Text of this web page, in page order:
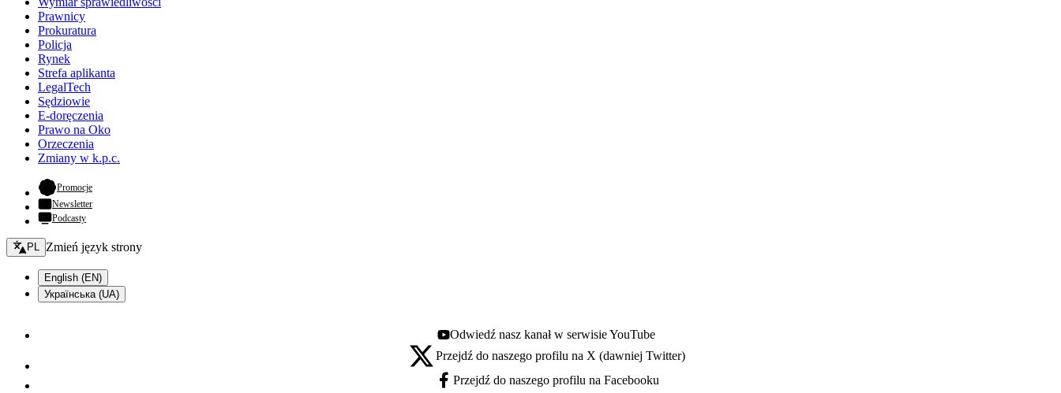
Prawnicy
Prokuratura
Policja
Rynek
Strefa aplikanta
LegalTech
Sędziowie
E-doręczenia
Prawo na Oko
Orzeczenia
Zmiany w k.p.c.
Promocje- otwiera się w nowej karcie
Newsletter
Podcasty
Zmień język - bieżący:
PL Zmień język strony
English (EN)
Українська (UA)
Youtube - otwiera się w nowej karcie
Odwiedź nasz kanał w serwisie YouTube
X - otwiera się w nowej karcie
Przejdź do naszego profilu na X (dawniej Twitter)
Facebook - otwiera się w nowej karcie
Przejdź do naszego profilu na Facebooku